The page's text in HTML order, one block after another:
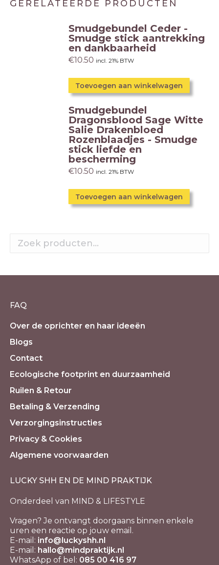
GERELATEERDE PRODUCTEN
Smudgebundel Ceder -
Smudge stick aantrekking
en dankbaarheid
€10.50 incl. 21% BTW
Toevoegen aan winkelwagen
Smudgebundel
Dragonsblood Sage Witte
Salie Drakenbloed
Rozenblaadjes - Smudge
stick liefde en
bescherming
€10.50 incl. 21% BTW
Toevoegen aan winkelwagen
FAQ
Over de oprichter en haar ideeën
Blogs
Contact
Ecologische footprint en duurzaamheid
Ruilen & Retour
Betaling & Verzending
Verzorgingsinstructies
Privacy & Cookies
Algemene voorwaarden
LUCKY SHH EN DE MIND PRAKTIJK
Onderdeel van MIND & LIFESTYLE
Vragen? Je ontvangt doorgaans binnen enkele
uren een reactie op jouw email.
E-mail: info@luckyshh.nl
E-mail: hallo@mindpraktijk.nl
WhatsApp of bel: 085 00 416 97